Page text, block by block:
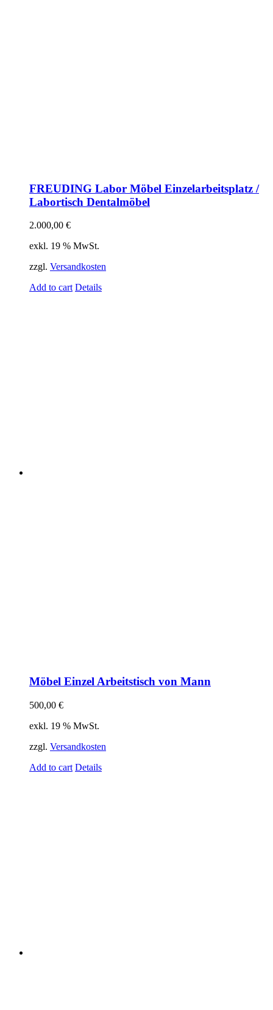
FREUDING Labor Möbel Einzelarbeitsplatz /
Labortisch Dentalmöbel
2.000,00 €
exkl. 19 % MwSt.
zzgl. Versandkosten
Add to cart Details
Möbel Einzel Arbeitstisch von Mann
500,00 €
exkl. 19 % MwSt.
zzgl. Versandkosten
Add to cart Details